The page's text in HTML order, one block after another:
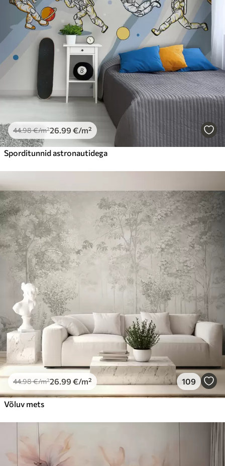
Premium vinüül
65.0039.00 €/m²
Peel and Stick
49 .00 /m²
44.98€/m²26 .99 €/m²
Sporditunnid astronautidega
44.98€/m²26 .99 €/m² 109
Võluv mets